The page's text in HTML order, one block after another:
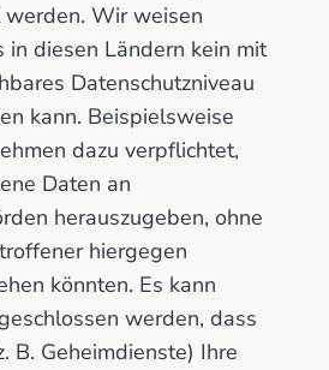
Wir weisen
in diesen Ländern kein mit
Datenschutzniveau
kann. Beispielsweise
dazu verpflichtet,
Daten an
herauszugeben, ohne
hiergegen
könnten. Es kann
werden, dass
B. Geheimdienste) Ihre